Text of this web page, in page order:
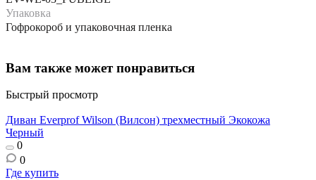
Упаковка
Гофрокороб и упаковочная пленка
Вам также может понравиться
Быстрый просмотр
Диван Everprof Wilson (Вилсон) трехместный Экокожа
Черный
0
0
Где купить